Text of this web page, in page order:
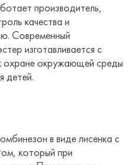
производитель,
качества и
Современный
изготавливается с
охране окружающей среды
детей.
в виде лисенка с
который при